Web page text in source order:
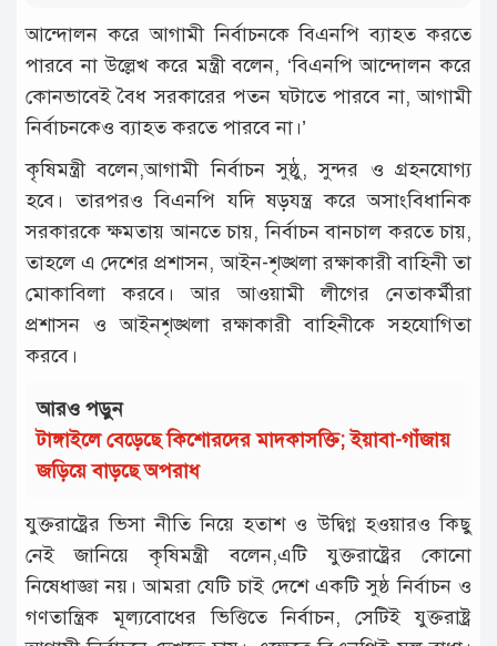
আন্দোলন করে আগামী নির্বাচনকে বিএনপি ব্যাহত করতে
পারবে না উল্লেখ করে মন্ত্রী বলেন, ‘বিএনপি আন্দোলন করে
কোনভাবেই বৈধ সরকারের পতন ঘটাতে পারবে না, আগামী
নির্বাচনকেও ব্যাহত করতে পারবে না।’
কৃষিমন্ত্রী বলেন,আগামী নির্বাচন সুষ্ঠু, সুন্দর ও গ্রহনযোগ্য
হবে। তারপরও বিএনপি যদি ষড়যন্ত্র করে অসাংবিধানিক
সরকারকে ক্ষমতায় আনতে চায়, নির্বাচন বানচাল করতে চায়,
তাহলে এ দেশের প্রশাসন, আইন-শৃঙ্খলা রক্ষাকারী বাহিনী তা
মোকাবিলা করবে। আর আওয়ামী লীগের নেতাকর্মীরা
প্রশাসন ও আইনশৃঙ্খলা রক্ষাকারী বাহিনীকে সহযোগিতা
করবে।
আরও পড়ুন
টাঙ্গাইলে বেড়েছে কিশোরদের মাদকাসক্তি; ইয়াবা-গাঁজায়
জড়িয়ে বাড়ছে অপরাধ
যুক্তরাষ্ট্রের ভিসা নীতি নিয়ে হতাশ ও উদ্বিগ্ন হওয়ারও কিছু
নেই জানিয়ে কৃষিমন্ত্রী বলেন,এটি যুক্তরাষ্ট্রের কোনো
নিষেধাজ্ঞা নয়। আমরা যেটি চাই দেশে একটি সুষ্ঠ নির্বাচন ও
গণতান্ত্রিক মূল্যবোধের ভিত্তিতে নির্বাচন, সেটিই যুক্তরাষ্ট্র